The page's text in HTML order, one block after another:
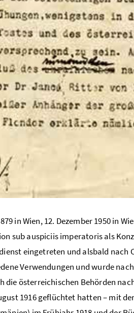
in Wien, 12. Dezember 1950 in
sub auspiciis imperatoris als
eingetreten und alsbald nach
Verwendungen und wurde
die österreichischen Behörden
1916 geflüchtet hatten – mit